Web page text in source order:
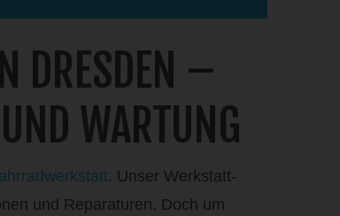
DRESDEN –
WARTUNG
. Unser Werkstatt-
und Reparaturen. Doch um